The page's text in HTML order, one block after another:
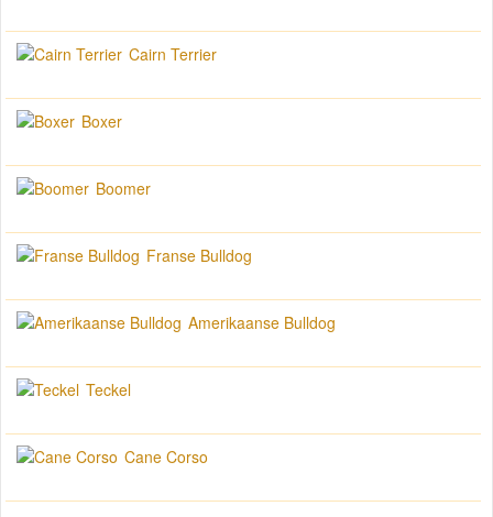
Cairn Terrier
Boxer
Boomer
Franse Bulldog
Amerikaanse Bulldog
Teckel
Cane Corso